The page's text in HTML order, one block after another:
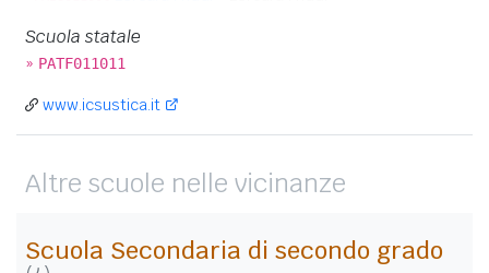
Scuola statale
» PATF011011
www.icsustica.it
Altre scuole nelle vicinanze
Scuola Secondaria di secondo grado